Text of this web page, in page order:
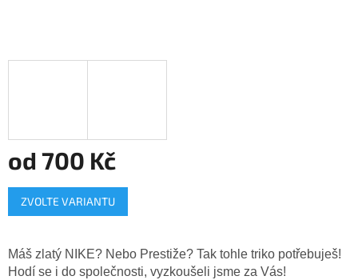
od 700 Kč
Měrná
cena:
ZVOLTE VARIANTU
Máš zlatý NIKE? Nebo Prestiže? Tak tohle triko potřebuješ!
Hodí se i do společnosti, vyzkoušeli jsme za Vás!